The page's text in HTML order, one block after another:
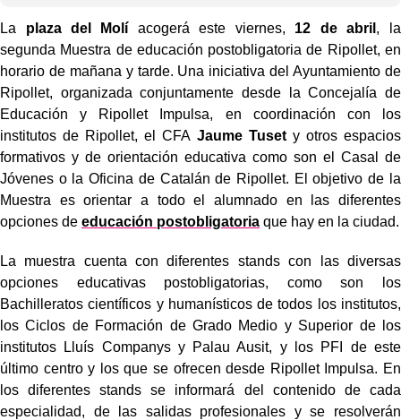
La plaza del Molí acogerá este viernes, 12 de abril , la
segunda Muestra de educación postobligatoria de Ripollet, en
horario de mañana y tarde. Una iniciativa del Ayuntamiento de
Ripollet, organizada conjuntamente desde la Concejalía de
Educación y Ripollet Impulsa, en coordinación con los
institutos de Ripollet, el CFA Jaume Tusety otros espacios
formativos y de orientación educativa como son el Casal de
Jóvenes o la Oficina de Catalán de Ripollet. El objetivo de la
Muestra es orientar a todo el alumnado en las diferentes
opciones de educación postobligatoria que hay en la ciudad.
La muestra cuenta con diferentes stands con las diversas
opciones educativas postobligatorias, como son los
Bachilleratos científicos y humanísticos de todos los institutos,
los Ciclos de Formación de Grado Medio y Superior de los
institutos Lluís Companys y Palau Ausit, y los PFI de este
último centro y los que se ofrecen desde Ripollet Impulsa. En
los diferentes stands se informará del contenido de cada
especialidad, de las salidas profesionales y se resolverán